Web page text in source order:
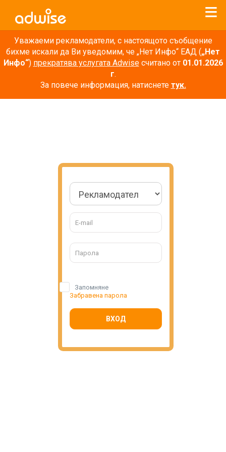
Уважаеми рекламодатели, с настоящото съобщение
бихме искали да Ви уведомим, че „Нет Инфо“ ЕАД („Нет
Инфо“) прекратява услугата Adwiseсчитано от 01.01.2026
г.
За повече информация, натиснете тук.
Запомняне
Забравена парола
ВХОД